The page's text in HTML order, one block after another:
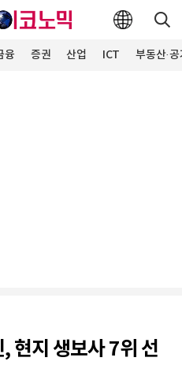
융 증권 산업 ICT 부동산·
현지 생보사 7위 선